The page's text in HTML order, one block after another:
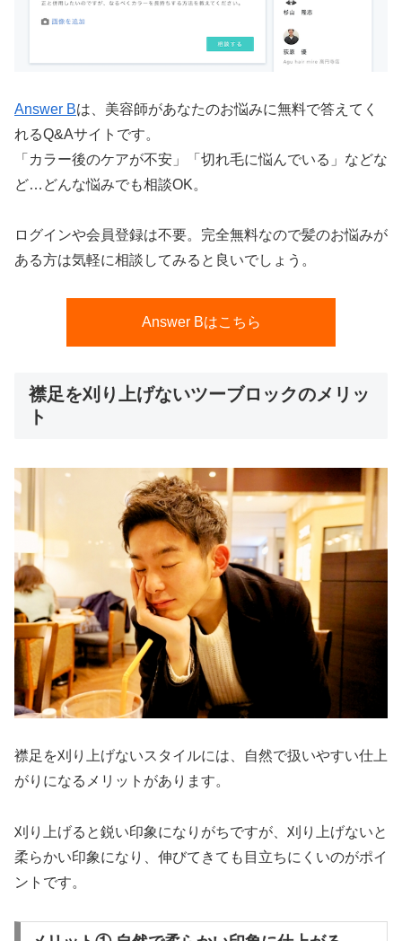
Answer Bは、美容師があなたのお悩みに無料で答えてく
れるQ&Aサイトです。
「カラー後のケアが不安」「切れ毛に悩んでいる」などな
ど…どんな悩みでも相談OK。
ログインや会員登録は不要。完全無料なので髪のお悩みが
ある方は気軽に相談してみると良いでしょう。
Answer Bはこちら
襟足を刈り上げないツーブロックのメリッ
ト
襟足を刈り上げないスタイルには、自然で扱いやすい仕上
がりになるメリットがあります。
刈り上げると鋭い印象になりがちですが、刈り上げないと
柔らかい印象になり、伸びてきても目立ちにくいのがポイ
ントです。